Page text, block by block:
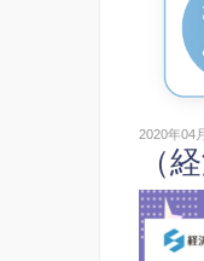
2020年04
（